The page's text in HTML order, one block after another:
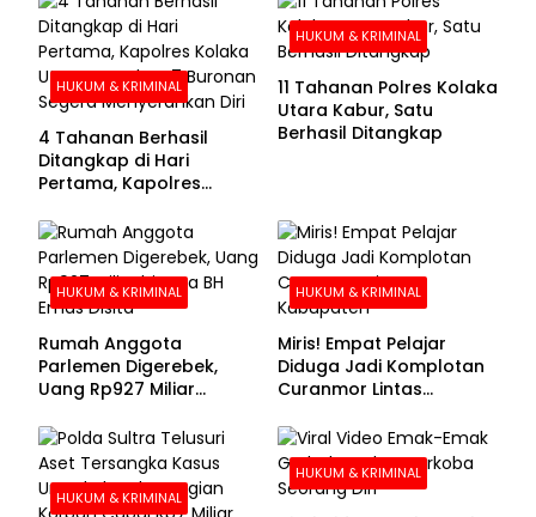
Korban
HUKUM & KRIMINAL
4 Tahanan Berhasil
Ditangkap di Hari
Pertama, Kapolres
Buronan Segera
Menyerahkan Diri
HUKUM & KRIMINAL
11 Tahanan Polres Kolaka
Utara Kabur, Satu
Berhasil Ditangkap
HUKUM & KRIMINAL
Rumah Anggota
Parlemen Digerebek,
Uang Rp927 Miliar
HUKUM & KRIMINAL
Miris! Empat Pelajar
Diduga Jadi Komplotan
Curanmor Lintas
HUKUM & KRIMINAL
HUKUM & KRIMINAL